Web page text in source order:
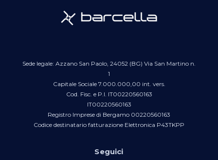
Sede legale: Azzano San Paolo, 24052 (BG) Via San Martino n.
1
Capitale Sociale 7.000.000,00 int. vers.
Cod. Fisc. e P.I. IT00220560163
IT00220560163
Registro Imprese di Bergamo 00220560163
Codice destinatario fatturazione Elettronica P43TKPP
Seguici